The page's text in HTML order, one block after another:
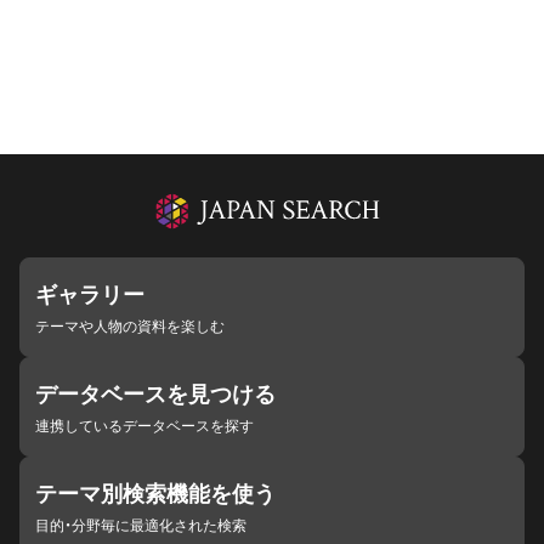
ギャラリー
テーマや人物の資料を楽しむ
データベースを見つける
連携しているデータベースを探す
テーマ別検索機能を使う
目的・分野毎に最適化された検索